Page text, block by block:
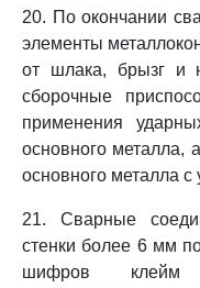
20. По окончании
элементы
от шлака, брызг и
сборочные
применения
основного металла,
основного металла
21. Сварные
стенки более 6 мм
шифров клейм